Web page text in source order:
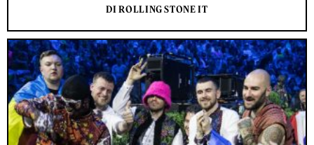
DI ROLLING STONE IT